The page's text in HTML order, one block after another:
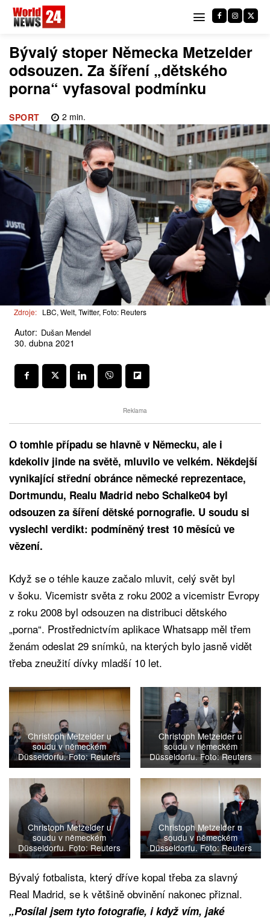
Bývalý stoper Německa Metzelder
odsouzen. Za šíření „dětského
porna“ vyfasoval podmínku
SPORT 2 min.
Zdroje: LBC, Welt, Twitter, Foto: Reuters
Autor: Dušan Mendel
30. dubna 2021
Reklama
O tomhle případu se hlavně v Německu, ale i
kdekoliv jinde na světě, mluvilo ve velkém. Někdejší
vynikající střední obránce německé reprezentace,
Dortmundu, Realu Madrid nebo Schalke04 byl
odsouzen za šíření dětské pornografie. U soudu si
vyslechl verdikt: podmíněný trest 10 měsíců ve
vězení.
Když se o téhle kauze začalo mluvit, celý svět byl
v šoku. Vicemistr světa z roku 2002 a vicemistr Evropy
z roku 2008 byl odsouzen na distribuci dětského
„porna“. Prostřednictvím aplikace Whatsapp měl třem
ženám odeslat 29 snímků, na kterých bylo jasně vidět
třeba zneužití dívky mladší 10 let.
Christoph Metzelder u
soudu v německém
Düsseldorfu. Foto: Reuters
Christoph Metzelder u
soudu v německém
Düsseldorfu. Foto: Reuters
Christoph Metzelder u
soudu v německém
Düsseldorfu. Foto: Reuters
Christoph Metzelder u
soudu v německém
Düsseldorfu. Foto: Reuters
Bývalý fotbalista, který dříve kopal třeba za slavný
Real Madrid, se k většině obvinění nakonec přiznal.
„Posílal jsem tyto fotografie, i když vím, jaké